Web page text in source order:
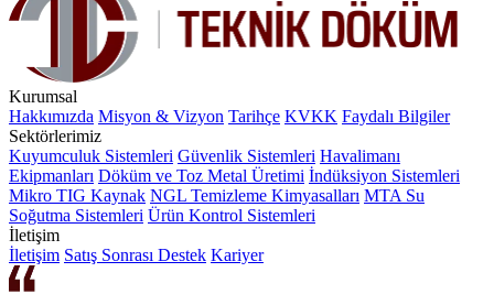
Kurumsal
Hakkımızda Misyon & Vizyon Tarihçe KVKK Faydalı Bilgiler
Sektörlerimiz
Kuyumculuk Sistemleri Güvenlik Sistemleri Havalimanı
Ekipmanları Döküm ve Toz Metal Üretimi İndüksiyon Sistemleri
Mikro TIG Kaynak NGL Temizleme Kimyasalları MTA Su
Soğutma Sistemleri Ürün Kontrol Sistemleri
İletişim
İletişim Satış Sonrası Destek Kariyer